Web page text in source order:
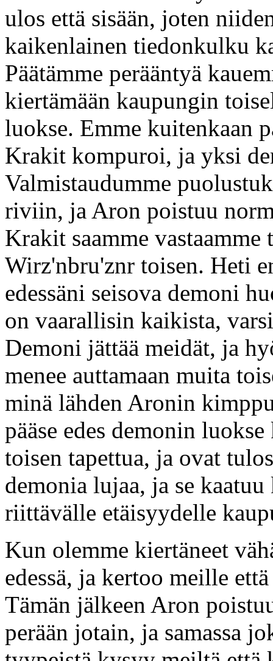
ulos että sisään, joten
kaikenlainen tiedonkulku
Päätämme perääntyä
kiertämään kaupungin
luokse. Emme kuitenkaan
Krakit kompuroi, ja yksi
Valmistaudumme
riviin, ja Aron poistuu
Krakit saamme
Wirz'nbru'znr toisen. Heti
edessäni seisova demoni
on vaarallisin kaikista,
Demoni jättää meidät, ja
menee auttamaan muita
minä lähden Aronin
pääse edes demonin
toisen tapettua, ja ovat
demonia lujaa, ja se
riittävälle etäisyydelle
Kun olemme kiertäneet
edessä, ja kertoo meille
Tämän jälkeen Aron
perään jotain, ja samassa